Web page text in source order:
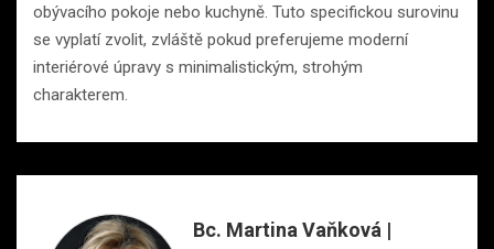
obývacího pokoje nebo kuchyně. Tuto specifickou surovinu
se vyplatí zvolit, zvláště pokud preferujeme moderní
interiérové ​​úpravy s minimalistickým, strohým
charakterem.
Bc. Martina Vaňková |